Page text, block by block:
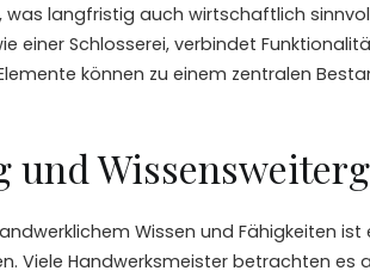
langfristig auch wirtschaftlich
einer Schlosserei, verbindet
können zu einem zentralen
und
Wissen und Fähigkeiten
Viele Handwerksmeister betrachten es